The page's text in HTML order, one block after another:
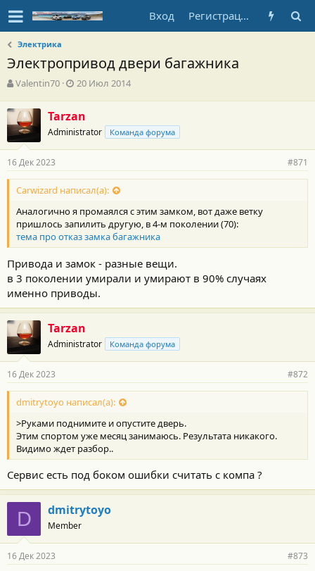
Вход Регистрация
Электрика
Электропривод двери багажника
А
т
о
р
т
е
м
ы
Valentin70
Д
а
н
а
л
а
20 Июл 2014
Tarzan
Administrator Команда форума
16 Дек 2023 #871
Carwizard написал(а):
Аналогично я промаялся с этим замком, вот даже ветку
пришлось запилить другую, в 4-м поколении (70):
тема про отказ замка багажника
Привода и замок - разные вещи.
в 3 поколении умирали и умирают в 90% случаях
именно приводы.
Tarzan
Administrator Команда форума
16 Дек 2023 #872
dmitrytoyo написал(а):
>Руками поднимите и опустите дверь.
Этим спортом уже месяц занимаюсь. Результата никакого.
Видимо ждет разбор..
Сервис есть под боком ошибки считать с компа ?
D dmitrytoyo
Member
16 Дек 2023 #873